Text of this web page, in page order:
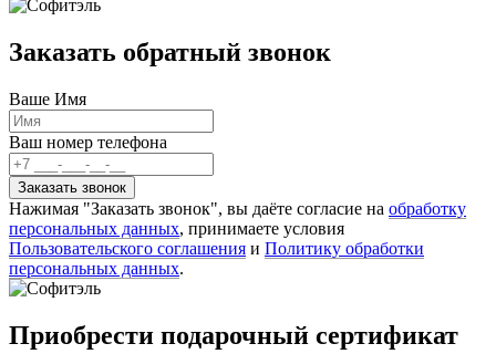
Заказать обратный звонок
Ваше Имя
Ваш номер телефона
Нажимая "Заказать звонок", вы даёте согласие на обработку
персональных данных, принимаете условия
Пользовательского соглашения и Политику обработки
персональных данных.
Приобрести подарочный сертификат